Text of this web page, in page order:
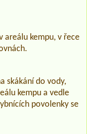
areálu kempu, v řece
skákání do vody,
kempu a vedle
povolenky se